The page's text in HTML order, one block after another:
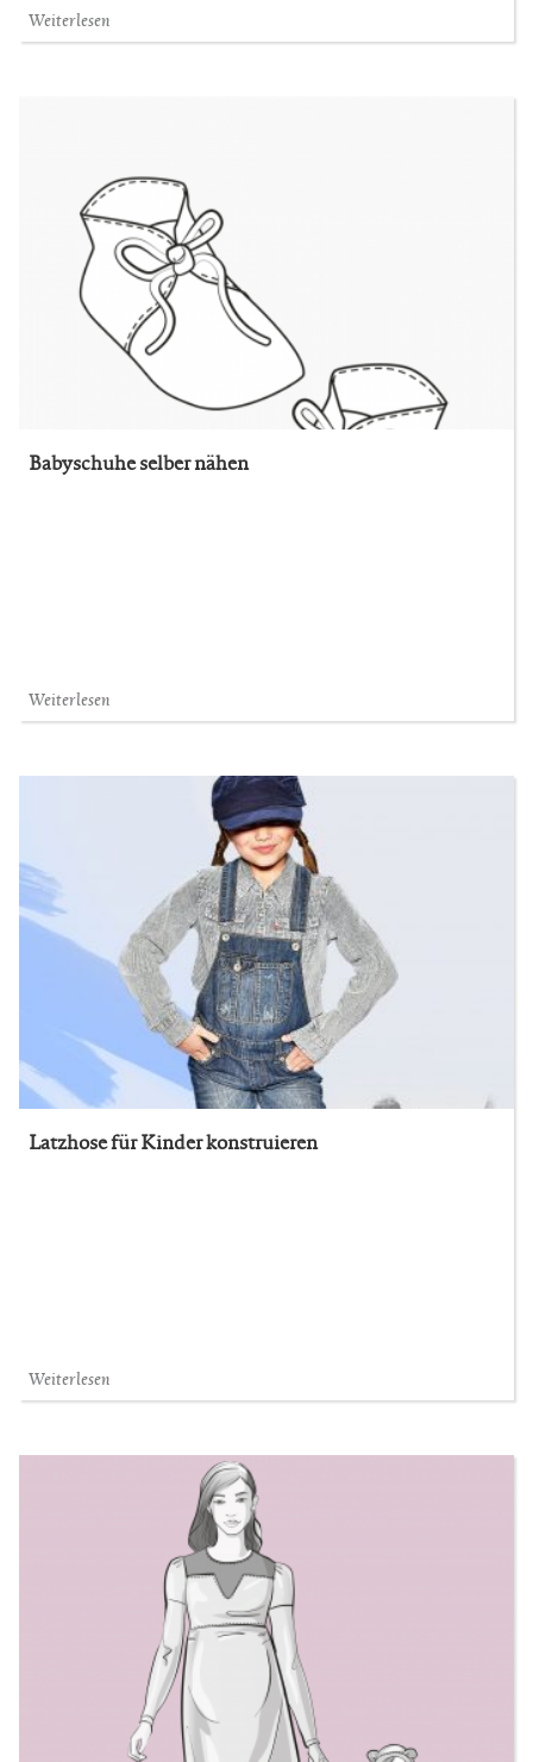
Weiterlesen
Babyschuhe selber nähen
Weiterlesen
Latzhose für Kinder konstruieren
Weiterlesen